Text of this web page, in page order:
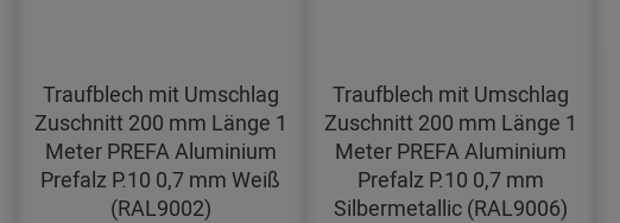
Traufblech mit Umschlag
Zuschnitt 200 mm Länge 1
Meter PREFA Aluminium
Prefalz P.10 0,7 mm Weiß
(RAL9002)
Traufblech mit Umschlag
Zuschnitt 200 mm Länge 1
Meter PREFA Aluminium
Prefalz P.10 0,7 mm
Silbermetallic (RAL9006)